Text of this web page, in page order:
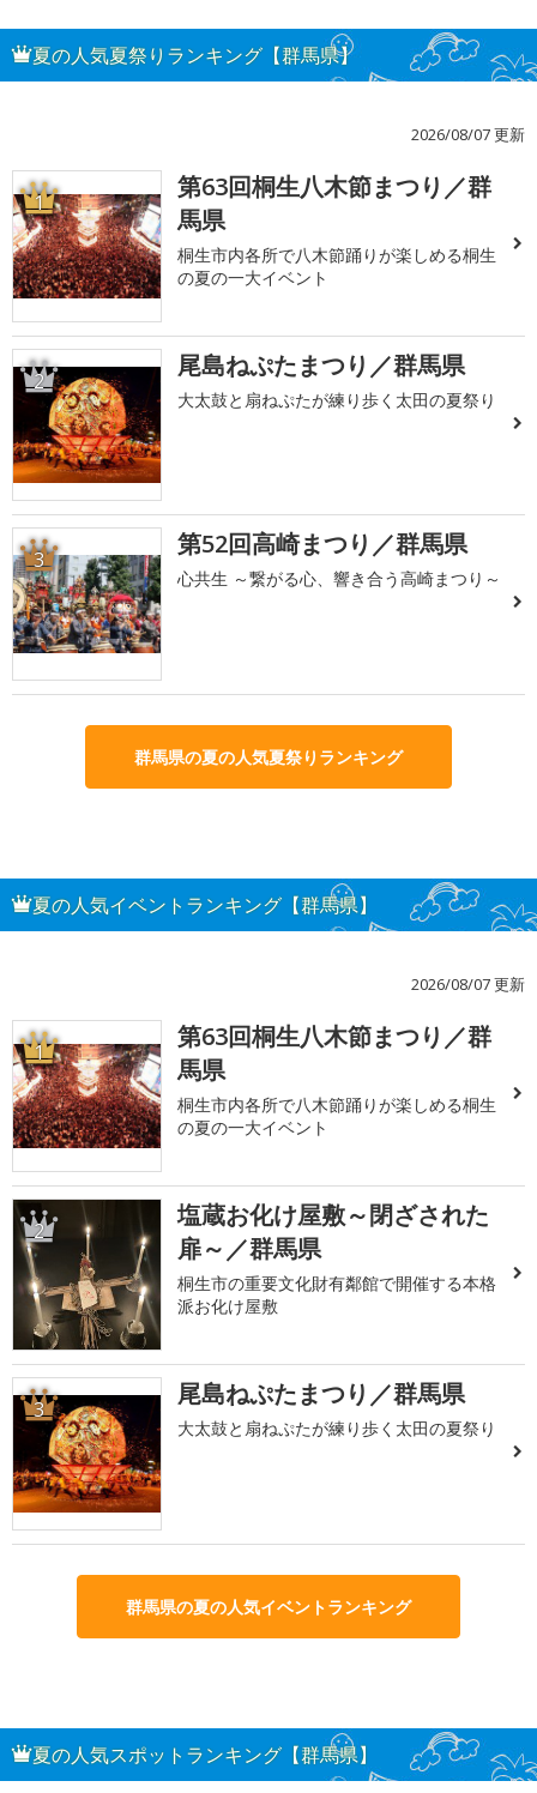
夏の人気夏祭りランキング【群馬県】
2026/08/07 更新
1
第63回桐生八木節まつり／群
馬県
桐生市内各所で八木節踊りが楽しめる桐生
の夏の一大イベント
2 尾島ねぷたまつり／群馬県
大太鼓と扇ねぷたが練り歩く太田の夏祭り
3 第52回高崎まつり／群馬県
心共生 ～繋がる心、響き合う高崎まつり～
群馬県の夏の人気夏祭りランキング
夏の人気イベントランキング【群馬県】
2026/08/07 更新
1
第63回桐生八木節まつり／群
馬県
桐生市内各所で八木節踊りが楽しめる桐生
の夏の一大イベント
2
塩蔵お化け屋敷～閉ざされた
扉～／群馬県
桐生市の重要文化財有鄰館で開催する本格
派お化け屋敷
3 尾島ねぷたまつり／群馬県
大太鼓と扇ねぷたが練り歩く太田の夏祭り
群馬県の夏の人気イベントランキング
夏の人気スポットランキング【群馬県】